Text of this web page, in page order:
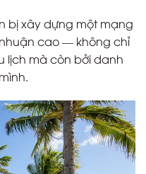
bị xây dựng một mạng
cao — không chỉ
lịch mà còn bởi danh